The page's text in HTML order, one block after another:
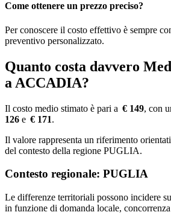
Come ottenere un prezzo preciso?
Per conoscere il costo effettivo è sempre
preventivo personalizzato.
Quanto costa davvero
a ACCADIA?
Il costo medio stimato è pari a € 149, con
126 e € 171.
Il valore rappresenta un riferimento
del contesto della regione PUGLIA.
Contesto regionale: PUGLIA
Le differenze territoriali possono incidere
in funzione di domanda locale,